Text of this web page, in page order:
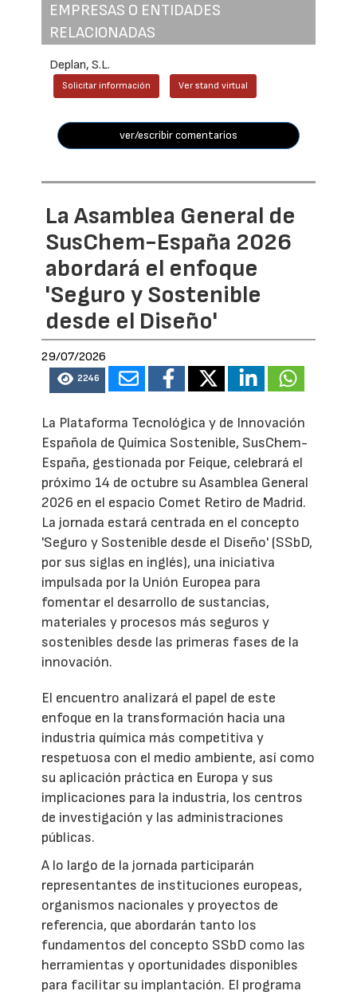
EMPRESAS O ENTIDADES
RELACIONADAS
Deplan, S.L.
Solicitar información Ver stand virtual
ver/escribir comentarios
La Asamblea General de
SusChem-España 2026
abordará el enfoque
'Seguro y Sostenible
desde el Diseño'
29/07/2026
2246
La Plataforma Tecnológica y de Innovación
Española de Química Sostenible, SusChem-
España, gestionada por Feique, celebrará el
próximo 14 de octubre su Asamblea General
2026 en el espacio Comet Retiro de Madrid.
La jornada estará centrada en el concepto
'Seguro y Sostenible desde el Diseño' (SSbD,
por sus siglas en inglés), una iniciativa
impulsada por la Unión Europea para
fomentar el desarrollo de sustancias,
materiales y procesos más seguros y
sostenibles desde las primeras fases de la
innovación.
El encuentro analizará el papel de este
enfoque en la transformación hacia una
industria química más competitiva y
respetuosa con el medio ambiente, así como
su aplicación práctica en Europa y sus
implicaciones para la industria, los centros
de investigación y las administraciones
públicas.
A lo largo de la jornada participarán
representantes de instituciones europeas,
organismos nacionales y proyectos de
referencia, que abordarán tanto los
fundamentos del concepto SSbD como las
herramientas y oportunidades disponibles
para facilitar su implantación. El programa